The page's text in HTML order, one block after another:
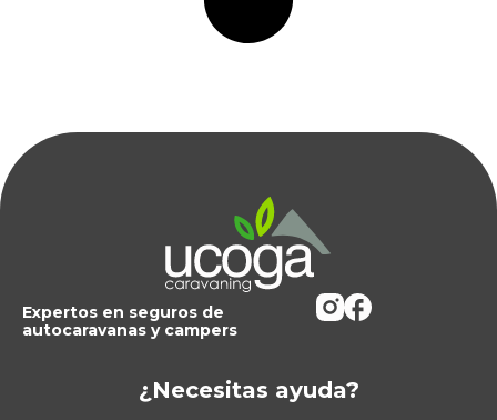
Expertos en seguros de
autocaravanas y campers
¿Necesitas ayuda?